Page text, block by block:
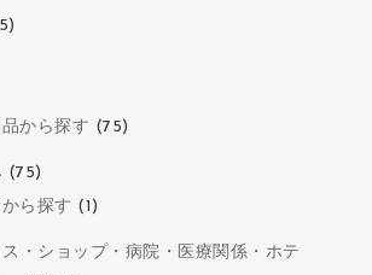
から探す (75)
(75)
ら探す (1)
・ショップ・病院・医療関係・ホテ